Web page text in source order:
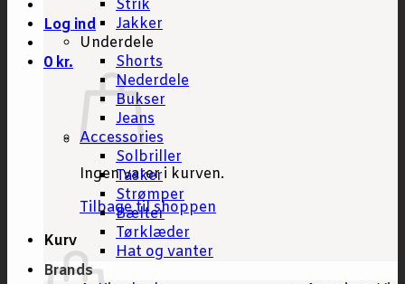
Log ind
0 kr.
Ingen varer i kurven.
Tilbage til shoppen
Kurv
Strik
Jakker
Underdele
Shorts
Nederdele
Bukser
Jeans
Accessories
Solbriller
Tasker
Strømper
Bælter
Tørklæder
Hat og vanter
Brands